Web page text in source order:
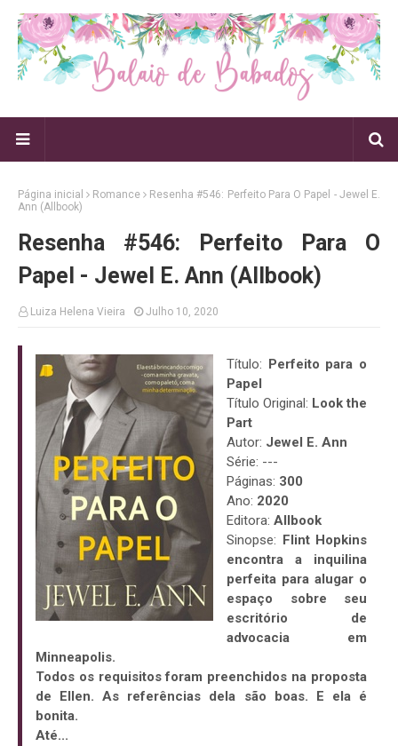
Página inicial Romance
Resenha #546: Perfeito Para O Papel - Jewel E.
Ann (Allbook)
Resenha #546: Perfeito Para O
Papel - Jewel E. Ann (Allbook)
Luiza Helena Vieira Julho 10, 2020
Título:
Perfeito para o
Papel
Título Original: Look the
Part
Autor: Jewel E. Ann
Série: ---
Páginas: 300
Ano: 2020
Editora: Allbook
Sinopse:
Flint Hopkins
encontra a inquilina
perfeita para alugar o
espaço sobre seu
escritório de
advocacia em
Minneapolis.
Todos os requisitos foram preenchidos na proposta
de Ellen. As referências dela são boas. E ela é
bonita.
Até...